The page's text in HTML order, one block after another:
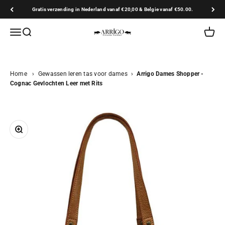
Gratis verzending in Nederland vanaf €20,00 & Belgie vanaf €50.00.
Navigatiemenu openen
Zoeken openen Arrigo.nl
Home › Gewassen leren tas voor dames ›
Arrigo Dames Shopper -
Cognac Gevlochten Leer met Rits
In-/uitzoomen